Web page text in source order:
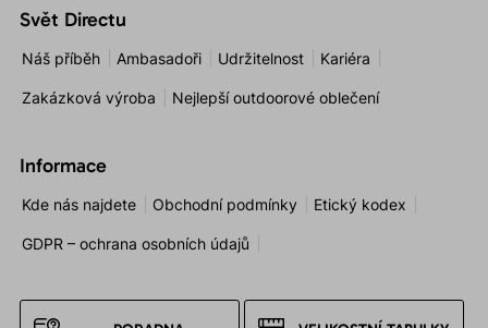
Svět Directu
Náš příběh Ambasadoři Udržitelnost Kariéra
Zakázková výroba Nejlepší outdoorové oblečení
Informace
Kde nás najdete Obchodní podmínky Etický kodex
GDPR – ochrana osobních údajů